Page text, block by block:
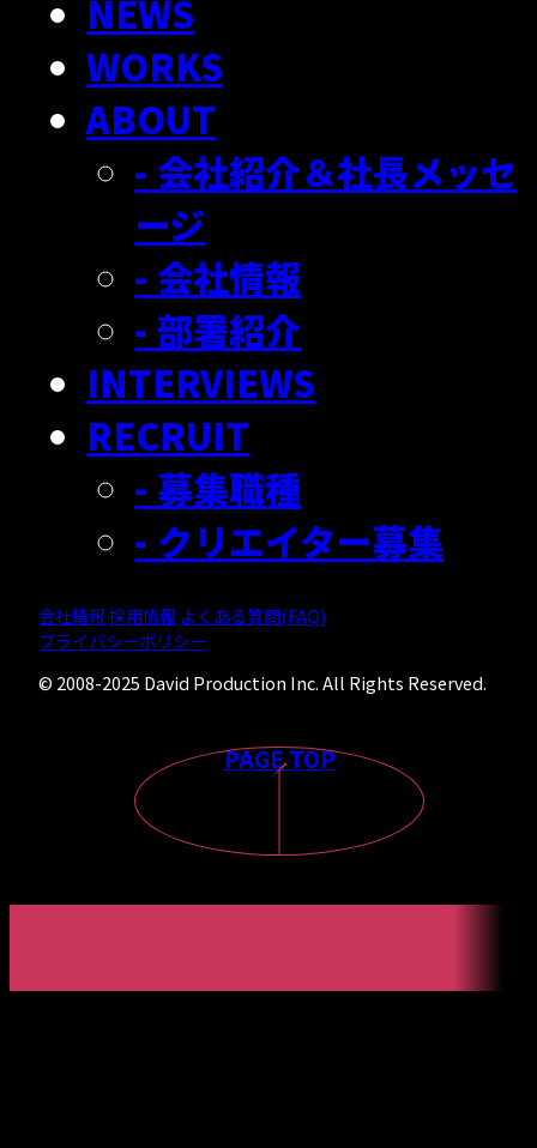
NEWS
WORKS
ABOUT
- 会社紹介＆社長メッセ
ージ
- 会社情報
- 部署紹介
INTERVIEWS
RECRUIT
- 募集職種
- クリエイター募集
会社情報 採用情報 よくある質問(FAQ)
プライバシーポリシー
© 2008-2025 David Production Inc. All Rights Reserved.
PAGE TOP